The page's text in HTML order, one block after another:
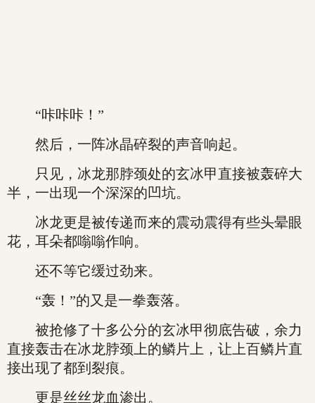
“咔咔咔！”
然后，一阵冰晶碎裂的声音响起。
只见，冰龙那脖颈处的玄冰甲直接被轰碎大
半，一出现一个深深的凹坑。
冰龙更是被传递而来的震动震得有些头晕眼
花，耳朵都嗡嗡作响。
还不等它缓过劲来。
“轰！”的又是一拳轰落。
被抢修了十多公分的玄冰甲彻底告破，余力
直接轰击在冰龙脖颈上的鳞片上，让上百鳞片直
接出现了都到裂痕。
更是丝丝龙血渗出。